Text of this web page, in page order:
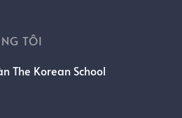
TÔI
The Korean School